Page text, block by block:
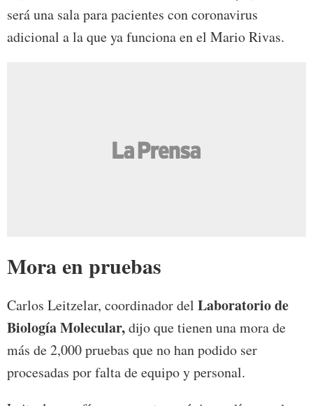
será una sala para pacientes con coronavirus
adicional a la que ya funciona en el Mario Rivas.
Mora en pruebas
Carlos Leitzelar, coordinador del Laboratorio de
Biología Molecular,dijo que tienen una mora de
más de 2,000 pruebas que no han podido ser
procesadas por falta de equipo y personal.